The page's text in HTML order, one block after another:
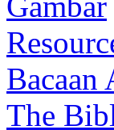
Bacaan
The